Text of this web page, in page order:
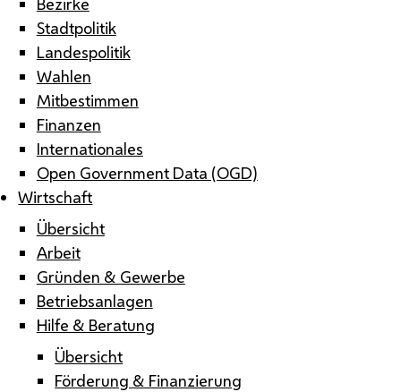
Stadtpolitik
Landespolitik
Wahlen
Mitbestimmen
Finanzen
Internationales
Open Government Data (OGD)
Wirtschaft
Übersicht
Arbeit
Gründen & Gewerbe
Betriebsanlagen
Hilfe & Beratung
Übersicht
Förderung & Finanzierung